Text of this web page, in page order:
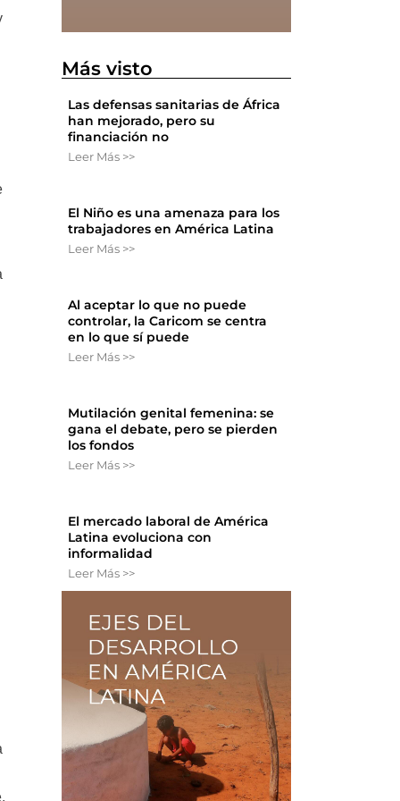
Más visto
Las defensas sanitarias de África
han mejorado, pero su
financiación no
Leer Más >>
El Niño es una amenaza para los
trabajadores en América Latina
Leer Más >>
Al aceptar lo que no puede
controlar, la Caricom se centra
en lo que sí puede
Leer Más >>
Mutilación genital femenina: se
gana el debate, pero se pierden
los fondos
Leer Más >>
El mercado laboral de América
Latina evoluciona con
informalidad
Leer Más >>